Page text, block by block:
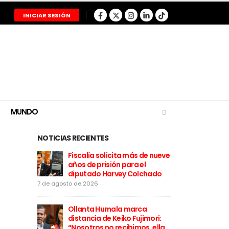
INICIAR SESIÓN
MUNDO
NOTICIAS RECIENTES
a los
Fiscalía solicita más de nueve
años de prisión para el
diputado Harvey Colchado
7 de agosto de 2026
Ollanta Humala marca
distancia de Keiko Fujimori: